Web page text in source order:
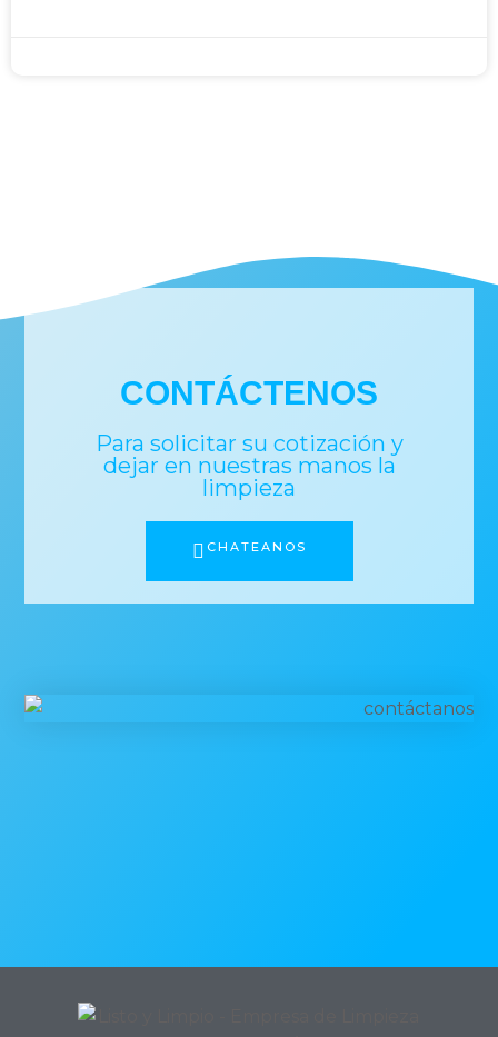
CONTÁCTENOS
Para solicitar su cotización y
dejar en nuestras manos la
limpieza
CHATEANOS